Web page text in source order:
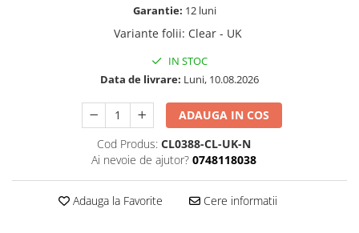
A1370 (11” 2010-2011)
A2179 (13” 2020)
A2337 (M1 13” 2020)
A2681 (M2 13” 2022)
A3113 (M3 13” 2024)
Garantie: 12 luni
Variante folii: Clear - UK
IN STOC
Data de livrare: Luni, 10.08.2026
ADAUGA IN COS
Cod Produs: CL0388-CL-UK-N
Ai nevoie de ajutor? 0748118038
Adauga la Favorite Cere informatii